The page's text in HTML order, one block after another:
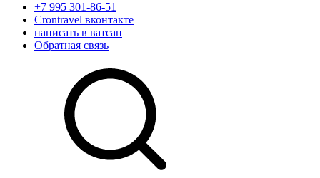
+7 995 301-86-51
Crontravel вконтакте
написать в ватсап
Обратная связь